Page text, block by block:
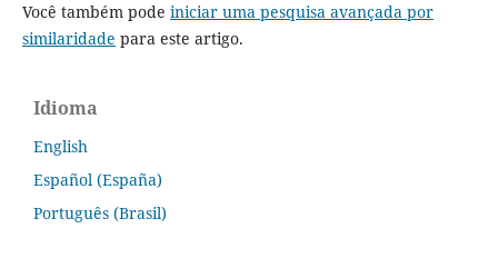
Você também pode iniciar uma pesquisa avançada por
similaridade para este artigo.
Idioma
English
Español (España)
Português (Brasil)